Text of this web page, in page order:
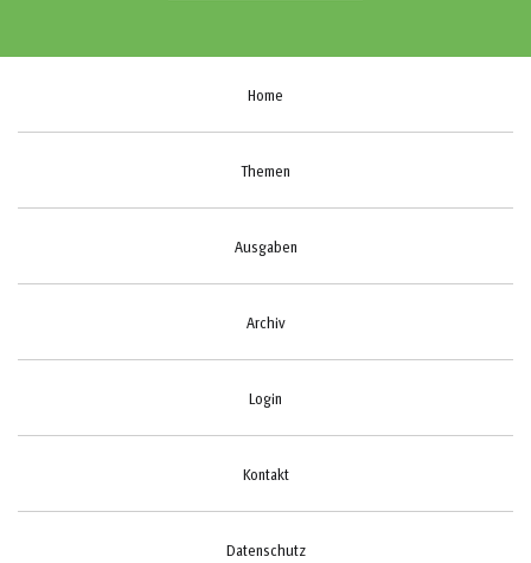
Home
Themen
Ausgaben
Archiv
Login
Kontakt
Datenschutz